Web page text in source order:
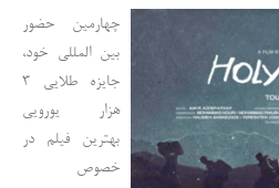
چهارمین حضور
بین المللی خود،
جایزه طلایی ۳
هزار یورویی
بهترین فیلم در
خصوص